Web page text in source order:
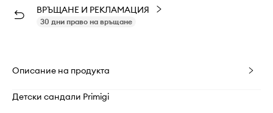
ВРЪЩАНЕ И РЕКЛАМАЦИЯ
30 дни право на връщане
Описание на продукта
Детски сандали Primigi